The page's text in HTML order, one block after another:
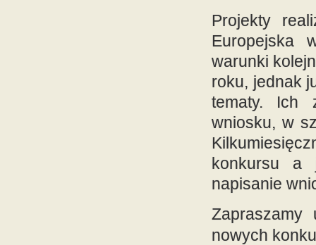
Projekty
Europejska
warunki
roku, jednak
tematy. Ich
wniosku, w
konkursu a
napisanie
Zapraszamy
nowych